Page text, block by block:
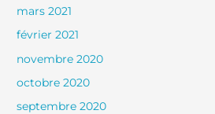
mars 2021
février 2021
novembre 2020
octobre 2020
septembre 2020